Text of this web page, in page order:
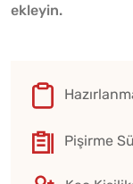
ekleyin.
Pişirme